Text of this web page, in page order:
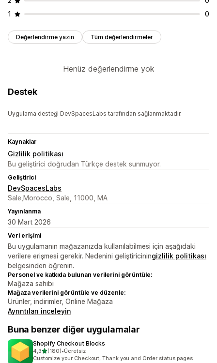
1
0
Değerlendirme yazın Tüm değerlendirmeler
Henüz değerlendirme yok
Destek
Uygulama desteği DevSpacesLabs tarafından sağlanmaktadır.
Kaynaklar
Gizlilik politikası
Bu geliştirici doğrudan Türkçe destek sunmuyor.
Geliştirici
DevSpacesLabs
Sale,Morocco, Sale, 11000, MA
Yayınlanma
30 Mart 2026
Veri erişimi
Bu uygulamanın mağazanızda kullanılabilmesi için aşağıdaki
verilere erişmesi gerekir. Nedenini geliştiriciningizlilik politikası
belgesinden öğrenin.
Personel ve katkıda bulunan verilerini görüntüle:
Mağaza sahibi
Mağaza verilerini görüntüle ve düzenle:
Ürünler, indirimler, Online Mağaza
Ayrıntıları inceleyin
Buna benzer diğer uygulamalar
Shopify Checkout Blocks
4,35 yıldız üzerinden
(180)
toplam 180 değerlendirme
•Ücretsiz
Customize your Checkout, Thank you and Order status pages